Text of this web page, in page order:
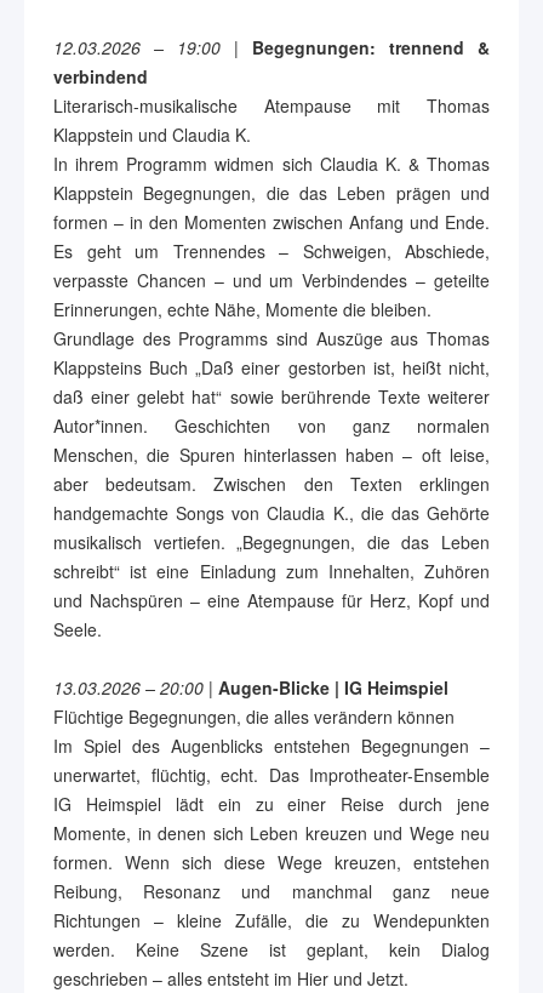
12.03.2026 – 19:00 | Begegnungen: trennend &
verbindend
Literarisch-musikalische Atempause mit Thomas
Klappstein und Claudia K.
In ihrem Programm widmen sich Claudia K. & Thomas
Klappstein Begegnungen, die das Leben prägen und
formen – in den Momenten zwischen Anfang und Ende.
Es geht um Trennendes – Schweigen, Abschiede,
verpasste Chancen – und um Verbindendes – geteilte
Erinnerungen, echte Nähe, Momente die bleiben.
Grundlage des Programms sind Auszüge aus Thomas
Klappsteins Buch „Daß einer gestorben ist, heißt nicht,
daß einer gelebt hat“ sowie berührende Texte weiterer
Autor*innen. Geschichten von ganz normalen
Menschen, die Spuren hinterlassen haben – oft leise,
aber bedeutsam. Zwischen den Texten erklingen
handgemachte Songs von Claudia K., die das Gehörte
musikalisch vertiefen. „Begegnungen, die das Leben
schreibt“ ist eine Einladung zum Innehalten, Zuhören
und Nachspüren – eine Atempause für Herz, Kopf und
Seele.
13.03.2026 – 20:00 | Augen-Blicke | IG Heimspiel
Flüchtige Begegnungen, die alles verändern können
Im Spiel des Augenblicks entstehen Begegnungen –
unerwartet, flüchtig, echt. Das Improtheater-Ensemble
IG Heimspiel lädt ein zu einer Reise durch jene
Momente, in denen sich Leben kreuzen und Wege neu
formen. Wenn sich diese Wege kreuzen, entstehen
Reibung, Resonanz und manchmal ganz neue
Richtungen – kleine Zufälle, die zu Wendepunkten
werden. Keine Szene ist geplant, kein Dialog
geschrieben – alles entsteht im Hier und Jetzt.